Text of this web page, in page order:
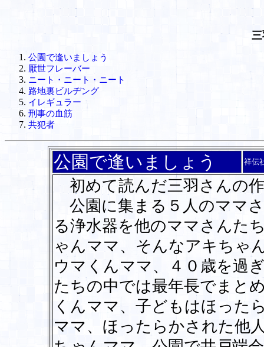
公園で逢いましょう
厭世フレーバー
ニート・ニート・ニート
路地裏ビルヂング
イレギュラー
刑事の血筋
共犯者
公園で逢いましょう 祥伝
初めて読んだ三羽さんの
公園に集まる５人のママ
る浄水器を他のママさんた
ゃんママ、そんなアキちゃ
ウマくんママ、４０歳を過
たちの中では最年長でまと
くんママ、子どもはほった
ママ、ほったらかされた他